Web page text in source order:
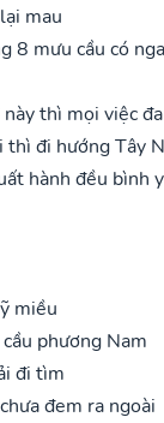
mau
8 mưu cầu có
thì mọi việc
thì đi hướng Tây
hành đều bình
miều
phương Nam
đi tìm
đem ra ngoài